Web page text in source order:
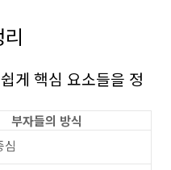
게 핵심 요소들을 정
부자들의 방식
심